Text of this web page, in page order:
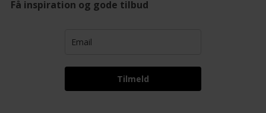
Få inspiration og gode tilbud
Tilmeld